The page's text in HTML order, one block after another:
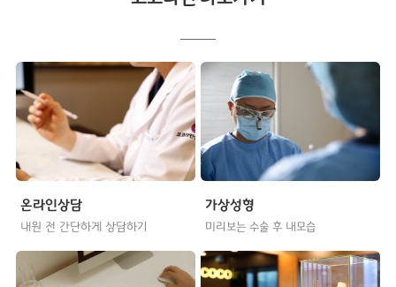
온라인상담
내원 전 간단하게 상담하기
가상성형
미리보는 수술 후 내모습